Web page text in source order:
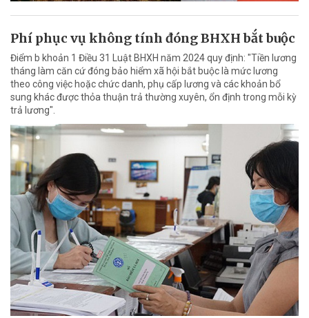
Phí phục vụ không tính đóng BHXH bắt buộc
Điểm b khoản 1 Điều 31 Luật BHXH năm 2024 quy định: "Tiền lương
tháng làm căn cứ đóng bảo hiểm xã hội bắt buộc là mức lương
theo công việc hoặc chức danh, phụ cấp lương và các khoản bổ
sung khác được thỏa thuận trả thường xuyên, ổn định trong mỗi kỳ
trả lương".